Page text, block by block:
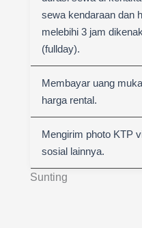
Sunting
sewa kendaraan dan
melebihi 3 jam
(fullday).
Membayar uang
harga rental.
Mengirim photo KTP
sosial lainnya.